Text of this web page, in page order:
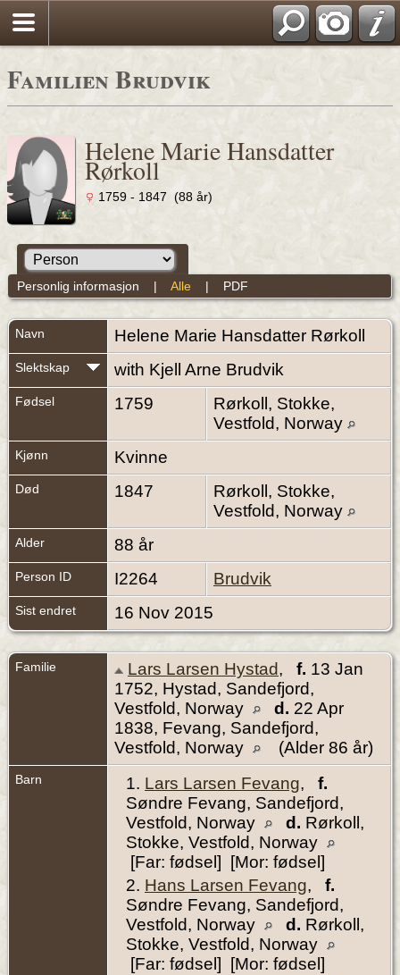
Familien Brudvik
Helene Marie Hansdatter
Rørkoll
1759 - 1847 (88 år)
Personlig informasjon | Alle | PDF
Navn Helene Marie Hansdatter Rørkoll
Slektskap with Kjell Arne Brudvik
Fødsel 1759
Rørkoll, Stokke,
Vestfold, Norway
Kjønn Kvinne
Død 1847
Rørkoll, Stokke,
Vestfold, Norway
Alder 88 år
Person ID I2264 Brudvik
Sist endret 16 Nov 2015
Familie Lars Larsen Hystad, f. 13 Jan
1752, Hystad, Sandefjord,
Vestfold, Norway
d. 22 Apr
1838, Fevang, Sandefjord,
Vestfold, Norway
(Alder 86 år)
Barn 1. Lars Larsen Fevang, f.
Søndre Fevang, Sandefjord,
Vestfold, Norway
d. Rørkoll,
Stokke, Vestfold, Norway
[Far: fødsel] [Mor: fødsel]
2. Hans Larsen Fevang, f.
Søndre Fevang, Sandefjord,
Vestfold, Norway
d. Rørkoll,
Stokke, Vestfold, Norway
[Far: fødsel] [Mor: fødsel]